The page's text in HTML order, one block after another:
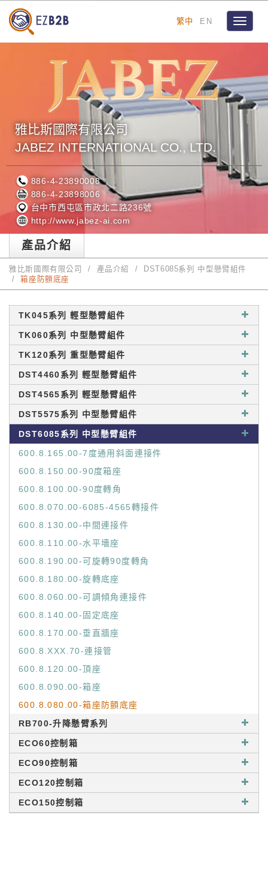
繁中 EN
Toggle
雅比斯國際有限公司
JABEZ INTERNATIONAL CO., LTD.
886-4-23890008
886-4-23898006
台中市西屯區市政北二路236號
http://www.jabez-ai.com
產品介紹
雅比斯國際有限公司 產品介紹
DST6085系列 中型懸臂組件
箱座防顫底座
TK045系列 輕型懸臂組件
TK060系列 中型懸臂組件
TK120系列 重型懸臂組件
DST4460系列 輕型懸臂組件
DST4565系列 輕型懸臂組件
DST5575系列 中型懸臂組件
DST6085系列 中型懸臂組件
600.8.165.00-7度通用斜面連接件
600.8.150.00-90度箱座
600.8.100.00-90度轉角
600.8.070.00-6085-4565轉接件
600.8.130.00-中間連接件
600.8.110.00-水平墻座
600.8.190.00-可旋轉90度轉角
600.8.180.00-旋轉底座
600.8.060.00-可調傾角連接件
600.8.140.00-固定底座
600.8.170.00-垂直牆座
600.8.XXX.70-連接管
600.8.120.00-頂座
600.8.090.00-箱座
600.8.080.00-箱座防顫底座
RB700-升降懸臂系列
ECO60控制箱
ECO90控制箱
ECO120控制箱
ECO150控制箱